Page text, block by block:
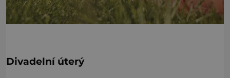
Divadelní úterý